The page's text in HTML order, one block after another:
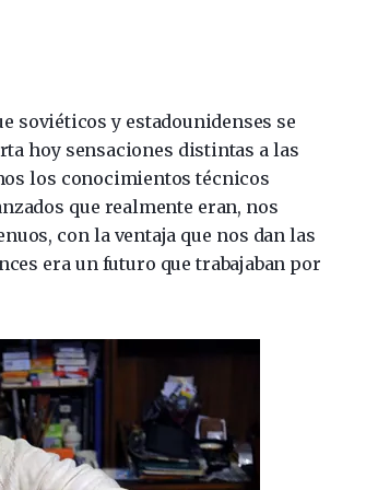
soviéticos y estadounidenses se
hoy sensaciones distintas a las
los conocimientos técnicos
que realmente eran, nos
con la ventaja que nos dan las
era un futuro que trabajaban por